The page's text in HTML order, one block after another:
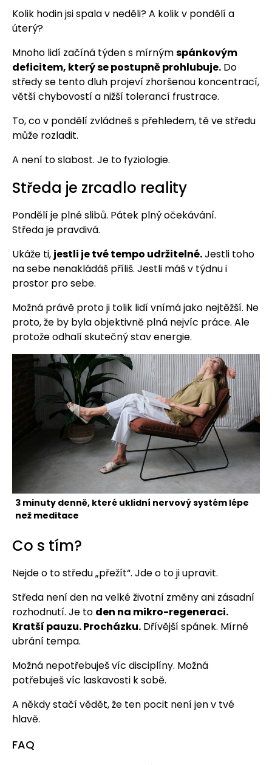
Kolik hodin jsi spala v neděli? A kolik v pondělí a
úterý?
Mnoho lidí začíná týden s mírnýmspánkovým
deficitem, který se postupně prohlubuje. Do
středy se tento dluh projeví zhoršenou koncentrací,
větší chybovostí a nižší tolerancí frustrace.
To, co v pondělí zvládneš s přehledem, tě ve středu
může rozladit.
A není to slabost. Je to fyziologie.
Středa je zrcadlo reality
Pondělí je plné slibů. Pátek plný očekávání.
Středa je pravdivá.
Ukáže ti, jestli je tvé tempo udržitelné.Jestli toho
na sebe nenakládáš příliš. Jestli máš v týdnu i
prostor pro sebe.
Možná právě proto ji tolik lidí vnímá jako nejtěžší. Ne
proto, že by byla objektivně plná nejvíc práce. Ale
protože odhalí skutečný stav energie.
3 minuty denně, které uklidní nervový systém lépe
než meditace
Co s tím?
Nejde o to středu „přežít“. Jde o to ji upravit.
Středa není den na velké životní změny ani zásadní
rozhodnutí. Je to den na mikro-regeneraci.
Kratší pauzu. Procházku. Dřívější spánek. Mírné
ubrání tempa.
Možná nepotřebuješ víc disciplíny. Možná
potřebuješ víc laskavosti k sobě.
A někdy stačí vědět, že ten pocit není jen v tvé
hlavě.
FAQ